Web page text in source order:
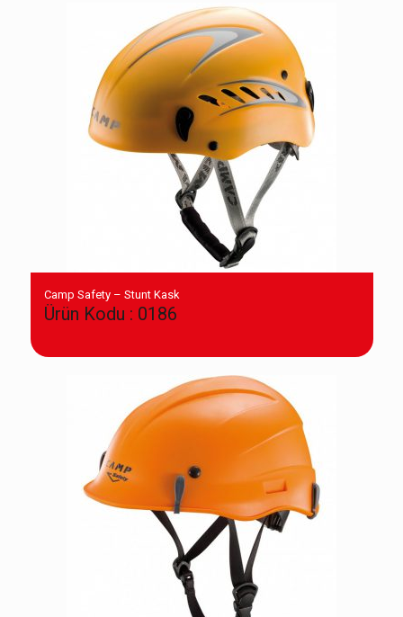
Camp Safety – Stunt Kask
Ürün Kodu : 0186